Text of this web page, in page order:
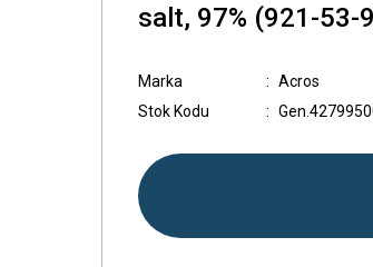
salt, 97% (921-53-
Marka
Acros
Stok Kodu